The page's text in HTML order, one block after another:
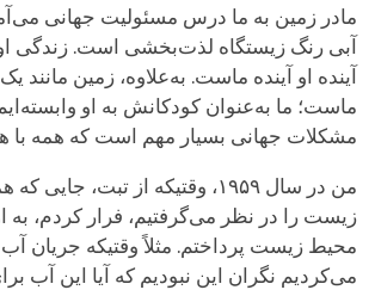
مادر زمین به ما درس مسئولیت جهانی
آبی رنگ زیستگاه لذت‌بخشی است. زندگی
آینده او آینده ماست. به‌علاوه، زمین مانند
ماست؛ ما به‌عنوان کودکانش به او
مشکلات جهانی بسیار مهم است که همه با
من در سال ۱۹۵۹، وقتیکه از تبت،
زیست را در نظر می‌گرفتیم، فرار کردم، به
محیط زیست پرداختم. مثلاً وقتیکه جریان
می‌کردیم نگران این نبودیم که آیا این آب